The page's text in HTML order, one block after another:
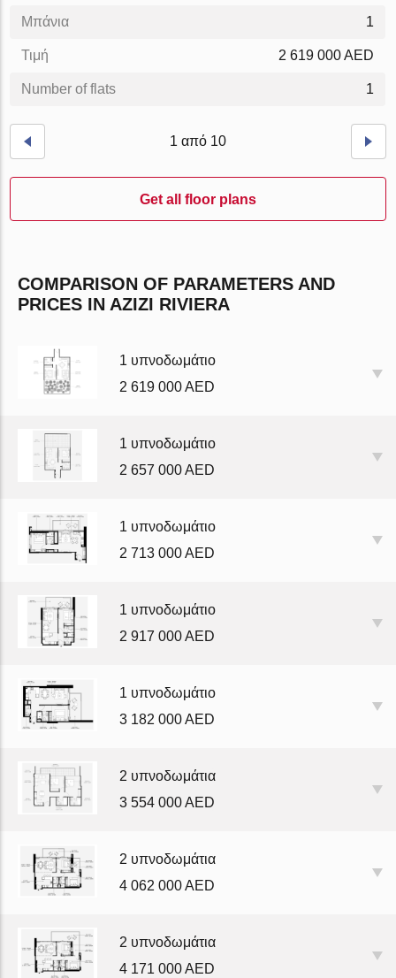
Μπάνια 1
Τιμή 2 619 000 AED
Number of flats 1
Get all floor plans
1 από 10
COMPARISON OF PARAMETERS AND
PRICES IN AZIZI RIVIERA
1 υπνοδωμάτιο
2 619 000 AED
1 υπνοδωμάτιο
2 657 000 AED
1 υπνοδωμάτιο
2 713 000 AED
1 υπνοδωμάτιο
2 917 000 AED
1 υπνοδωμάτιο
3 182 000 AED
2 υπνοδωμάτια
3 554 000 AED
2 υπνοδωμάτια
4 062 000 AED
2 υπνοδωμάτια
4 171 000 AED